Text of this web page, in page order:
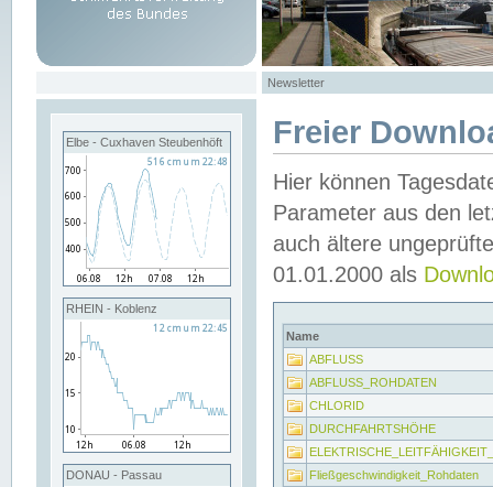
Newsletter
Elbe - Cuxhaven Steubenhöft
RHEIN - Koblenz
DONAU - Passau
Freier
Hier können
Parameter aus den
auch ältere
01.01.2000 als
Name
ABFLUSS
ABFLUSS_ROHDATEN
CHLORID
DURCHFAHRTSHÖHE
Fließgeschwindigkeit_Rohdaten